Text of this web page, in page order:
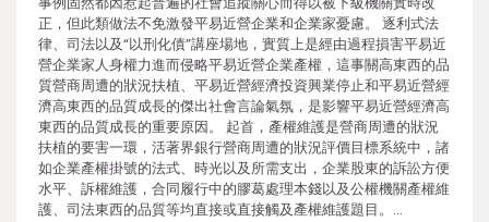
正，但此類做法不免激發平易近營企業和企業家憂慮。 逐利式法
律、司法以及“以刑化債”講座場地，實質上是經由過程損害平易近
營企業家人身權力進而侵略平易近營企業產權，這事關高東西的品
質營商周遭的狀況扶植、平易近營經濟投資興業停止和平易近營經
濟高東西的品質成長的傑出社會言論氣氛，是影響平易近營經濟高
東西的品質成長的重要原因。 起首，產權維護是營商周遭的狀況
扶植的要害一環，活著界銀行營商周遭的狀況評價目標系統中，諸
如企業產權掛號的法式、時光以及所需支出，企業股東的訴訟方便
水平、訴權維護，合同履行中的膠葛處理本錢以及公權機關產權維
護、司法東西的品質等均直接或直接觸及產權維護題目。…